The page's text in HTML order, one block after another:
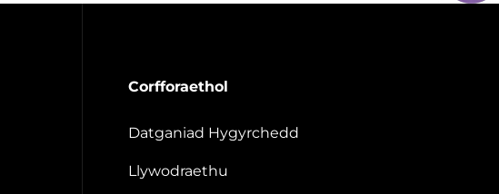
Corfforaethol
Datganiad Hygyrchedd
Llywodraethu